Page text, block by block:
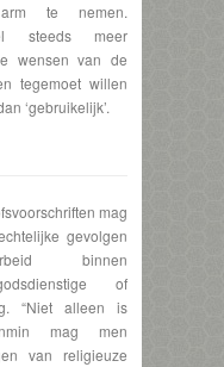
te nemen.
steeds meer
wensen van de
tegemoet willen
‘gebruikelijk’.
mag
gevolgen
binnen
of
“Niet alleen is
mag men
van religieuze